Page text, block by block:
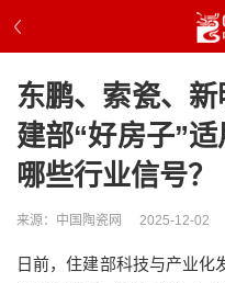
东鹏、索瓷、
建部“好房子”
哪些行业信号？
来源：中国陶瓷网 2025-12-02
日前，住建部科技与产业化